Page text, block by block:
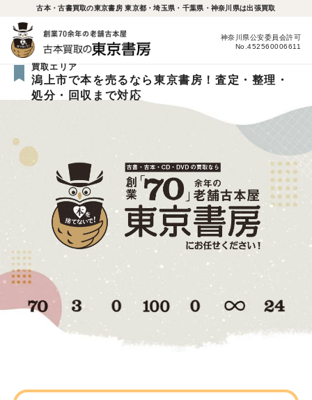
古本・古書買取の東京書房 東京都・埼玉県・千葉県・神奈川県は出張買取
神奈川県公安委員会許可
No.452560006611
買取エリア
潟上市で本を売るなら東京書房！査定・整理・
処分・回収まで対応